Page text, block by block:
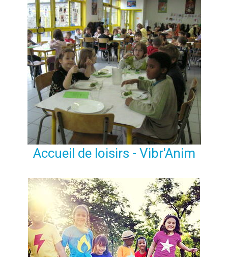
Accueil de loisirs - Vibr'Anim